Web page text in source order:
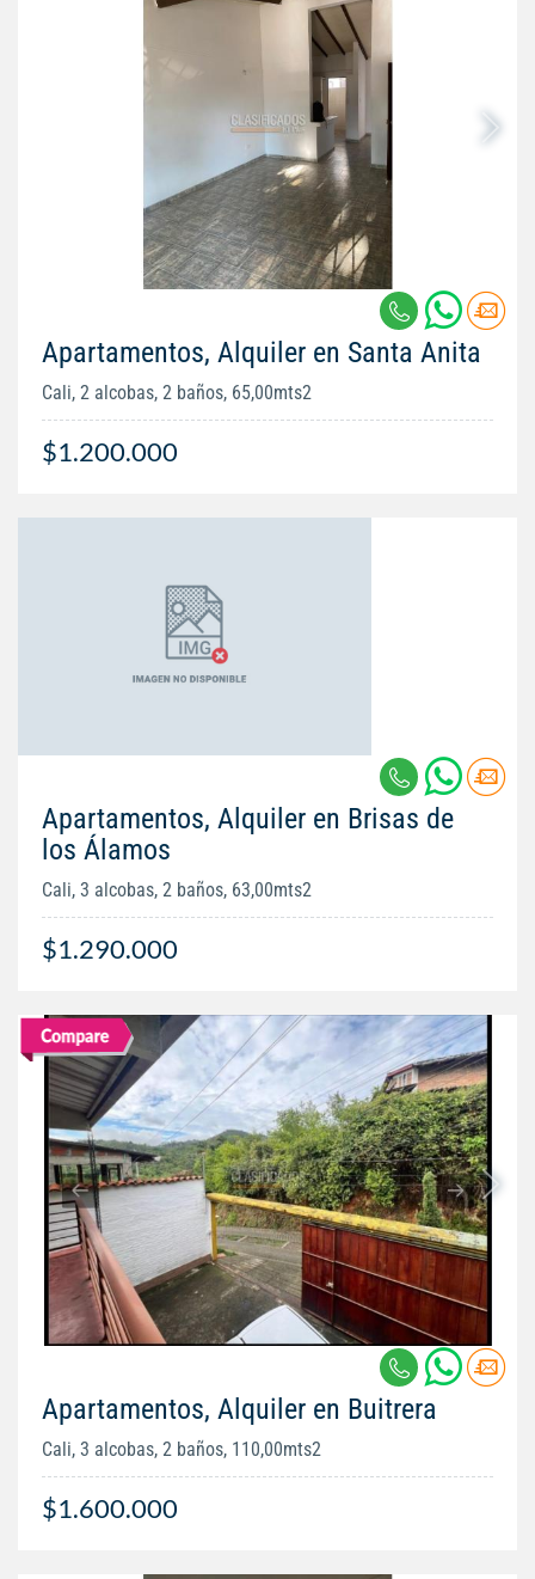
Apartamentos, Alquiler en Santa Anita
Cali, 2 alcobas, 2 baños, 65,00mts2
$1.200.000
Apartamentos, Alquiler en Brisas de
los Álamos
Cali, 3 alcobas, 2 baños, 63,00mts2
$1.290.000
Apartamentos, Alquiler en Buitrera
Cali, 3 alcobas, 2 baños, 110,00mts2
$1.600.000